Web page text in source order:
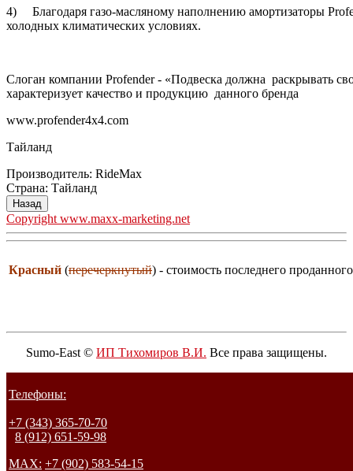
4) Благодаря газо-масляному наполнению амортизаторы
холодных климатических условиях.
Слоган компании Profender - «Подвеска должна раскрывать
характеризует качество и продукцию данного бренда
www.profender4x4.com
Тайланд
Производитель: RideMax
Страна: Тайланд
Copyright www.maxx-marketing.net
Красный (перечеркнутый) - стоимость последнего
Sumo-East © ИП Тихомиров В.И. Все права защищены.
Телефоны:
+7 (343) 365-70-70
8 (912) 651-59-98
MAX: +7 (902) 583-54-15